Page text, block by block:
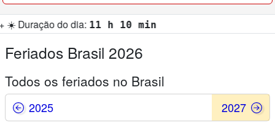
dia: 11 h 10 min
Feriados Brasil 2026
Todos os feriados no Brasil
2025
2027